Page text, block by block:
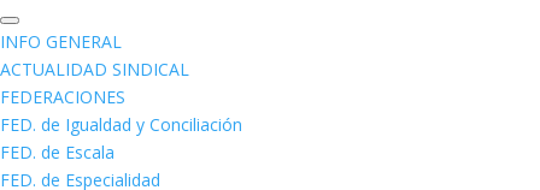
INFO GENERAL
ACTUALIDAD SINDICAL
FEDERACIONES
FED. de Igualdad y Conciliación
FED. de Escala
FED. de Especialidad